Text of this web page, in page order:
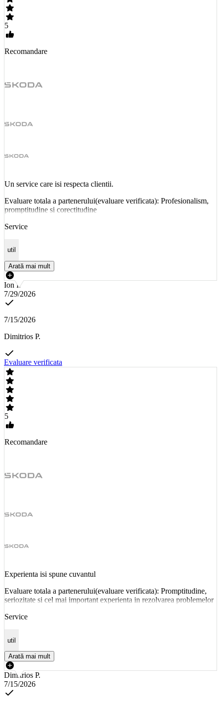
5
Recomandare
Un service care isi respecta clientii.
Evaluare totala a partenerului(evaluare verificata): Profesionalism,
promptitudine si corectitudine
Service
util
Arată mai mult
Ion I.
7/29/2026
7/15/2026
Dimitrios P.
Evaluare verificata
5
Recomandare
Experienta isi spune cuvantul
Evaluare totala a partenerului(evaluare verificata): Promptitudine,
seriozitate si cel mai important experienta in rezolvarea problemelor
Service
util
Arată mai mult
Dimitrios P.
7/15/2026